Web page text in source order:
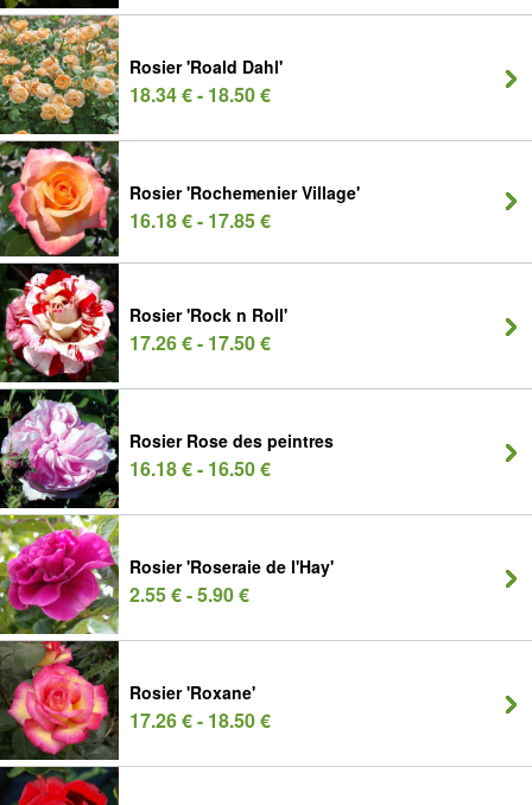
Rosier 'Roald Dahl'
18.34 € - 18.50 €
Rosier 'Rochemenier Village'
16.18 € - 17.85 €
Rosier 'Rock n Roll'
17.26 € - 17.50 €
Rosier Rose des peintres
16.18 € - 16.50 €
Rosier 'Roseraie de l'Hay'
2.55 € - 5.90 €
Rosier 'Roxane'
17.26 € - 18.50 €